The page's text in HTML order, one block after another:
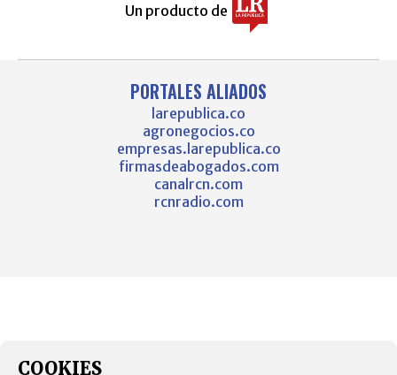
Un producto de
PORTALES ALIADOS
larepublica.co
agronegocios.co
empresas.larepublica.co
firmasdeabogados.com
canalrcn.com
rcnradio.com
COOKIES